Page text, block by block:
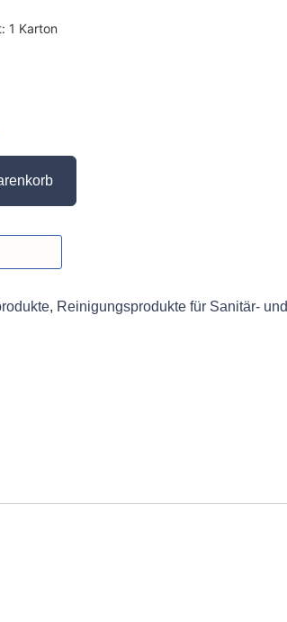
1 Karton
, Reinigungsprodukte für Sanitär- und